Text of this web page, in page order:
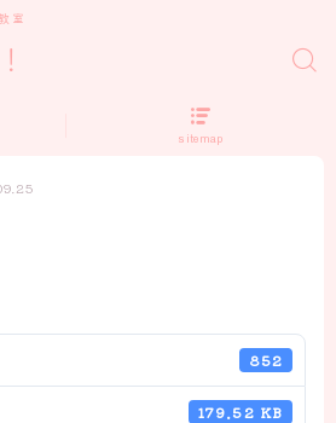
室
sitemap
852
179.52 KB